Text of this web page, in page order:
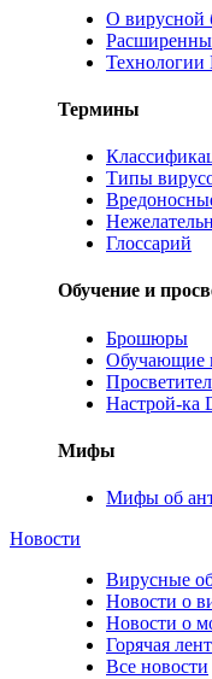
О вирусной
Технологии
Термины
Типы
Глоссарий
Обучение и
Брошюры
Обучающие
Настрой-ка
Мифы
Мифы об
Новости
Вирусные
Новости о
Новости о
Горячая
Все новости